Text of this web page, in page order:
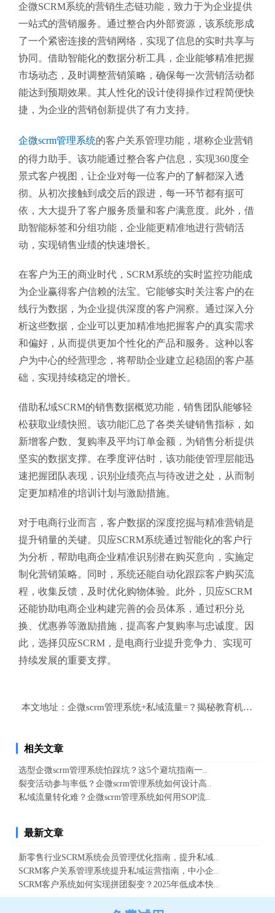
企微SCRM系统的营销生态链功能，致力于为企业提供
一站式的营销服务。通过整合内外部资源，该系统形成
了一个紧密连接的营销网络，实现了信息的实时共享与
协同。借助智能化的数据分析工具，企业能够精准把握
市场动态，及时调整营销策略，确保每一次营销活动都
能达到预期效果。其人性化的设计使得操作过程简便快
捷，为企业的营销创新提供了有力支持。
企微scrm管理系统的客户关系管理功能，堪称企业营销
的得力助手。该功能通过整合客户信息，实现360度全
景式客户视图，让企业对每一位客户的了解都深入透
彻。从初次接触到成交后的跟进，每一环节都有据可
依，大大提升了客户服务质量和客户满意度。此外，借
助智能标签和分组功能，企业能更精准地进行营销活
动，实现销售业绩的快速增长。
在客户为王的商业时代，SCRM系统的实时监控功能成
为企业赢得客户信赖的法宝。它能够实时关注客户的在
线行为数据，为企业提供深度的客户洞察。通过深入分
析这些数据，企业可以更加精准地把握客户的真实需求
和偏好，从而提供更加个性化的产品和服务。这种以客
户为中心的经营理念，将帮助企业建立起稳固的客户基
础，实现持续稳定的增长。
借助私域SCRM的销售数据概览功能，销售团队能够轻
松获取业绩快照。该功能汇总了各类关键销售指标，如
新增客户数、复购率及平均订单金额，为销售分析提供
坚实的数据支撑。在季度评估时，该功能使管理层能迅
速把握团队表现，识别业绩亮点与待改进之处，从而制
定更加精准的培训计划与激励措施。
对于电商行业而言，客户数据的深度挖掘与精准营销是
提升销量的关键。贝应SCRM系统通过智能化的客户行
为分析，帮助电商企业精准识别潜在购买意向，实施定
制化营销策略。同时，系统还能自动化跟踪客户购买流
程，收集反馈，及时优化购物体验。此外，贝应SCRM
还能协助电商企业构建完善的会员体系，通过积分兑
换、优惠券等激励措施，提高客户复购率与忠诚度。因
此，选择贝应SCRM，是电商行业提升竞争力、实现可
持续发展的重要支撑。
本文地址： 企微scrm管理系统+私域流量=？揭秘教育机构增长
相关文章
选型企微scrm管理系统怕踩坑？这5个避坑指南一..
裂变活动参与率低？企微scrm管理系统如何设计高..
私域流量转化难？企微scrm管理系统如何用SOP流..
最新文章
新零售行业SCRM系统会员管理优化指南，提升私域..
SCRM客户关系管理系统提升私域运营指南，中小企..
SCRM客户系统如何实现拼团裂变？2025年低成本快..